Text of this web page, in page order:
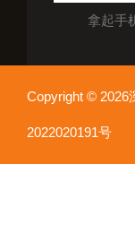
拿起手
Copyright ©
2022020191号